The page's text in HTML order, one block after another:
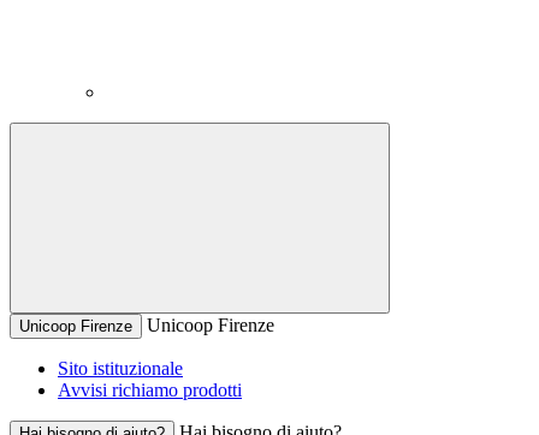
Unicoop Firenze Unicoop Firenze
Sito istituzionale
Avvisi richiamo prodotti